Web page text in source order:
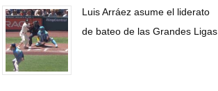
Luis Arráez asume el liderato
de bateo de las Grandes Ligas